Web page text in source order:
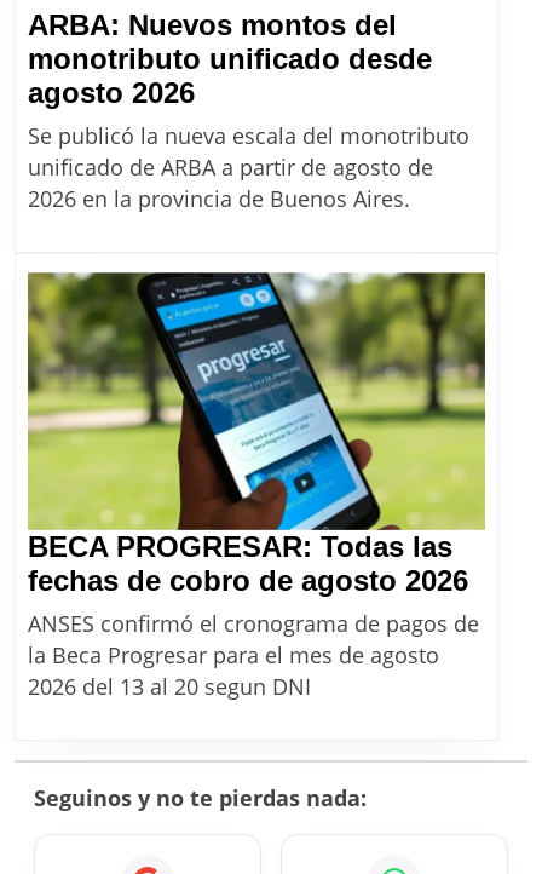
ARBA: Nuevos montos del
monotributo unificado desde
agosto 2026ARBA:
Nuevos
montos
del
desde
agosto
2026
Se publicó la nueva escala del monotributo
unificado de ARBA a partir de agosto de
2026 en la provincia de Buenos Aires.
BECA PROGRESAR: Todas las
fechas de cobro de agosto 2026
ANSES confirmó el cronograma de pagos de
la Beca Progresar para el mes de agosto
2026 del 13 al 20 segun DNI
Seguinos y no te pierdas nada: